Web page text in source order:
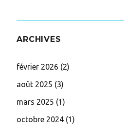
ARCHIVES
février 2026 (2)
août 2025 (3)
mars 2025 (1)
octobre 2024 (1)